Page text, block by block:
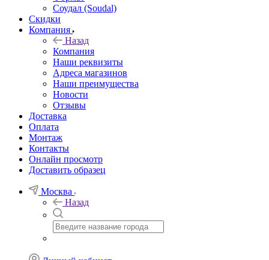
Соудал (Soudal)
Скидки
Компания
Назад
Компания
Наши реквизиты
Адреса магазинов
Наши преимущества
Новости
Отзывы
Доставка
Оплата
Монтаж
Контакты
Онлайн просмотр
Доставить образец
Москва
Назад